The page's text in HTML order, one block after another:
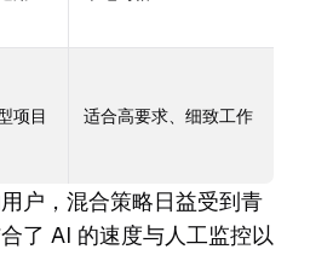
项目 适合高要求、细致工作
户，混合策略日益受到青
了 AI 的速度与人工监控以